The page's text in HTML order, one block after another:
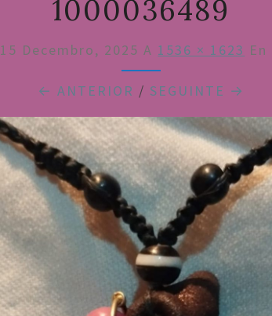
1000036489
15 Decembro, 2025 A 1536 × 1623 En
← ANTERIOR / SEGUINTE →